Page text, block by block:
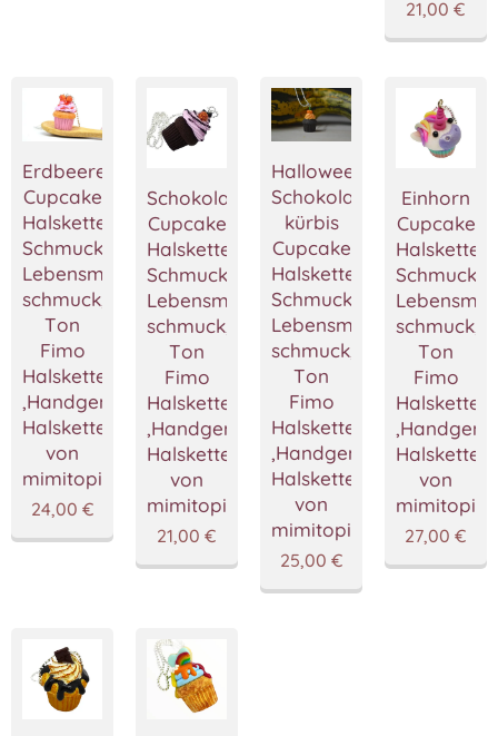
21,00 €
Erdbeere
Cupcake
Halskette,Cupcake
Schmuck,Miniatur
Lebensmittel
schmuck,Polymer
Ton
Fimo
Halskette
,Handgemacht
Halskette
von
mimitopia
24,00 €
Schokolade
Cupcake
Halskette,Cupcake
Schmuck,Miniatur
Lebensmittel
schmuck,Polymer
Ton
Fimo
Halskette
,Handgemacht
Halskette
von
mimitopia
21,00 €
Halloween
Schokoladen
kürbis
Cupcake
Halskette,Cupcake
Schmuck,Miniatur
Lebensmittel
schmuck,Polymer
Ton
Fimo
Halskette
,Handgemacht
Halskette
von
mimitopia
25,00 €
Einhorn
Cupcake
Ton
Fimo
Halskette
Halskette
von
mimitopia
27,00 €